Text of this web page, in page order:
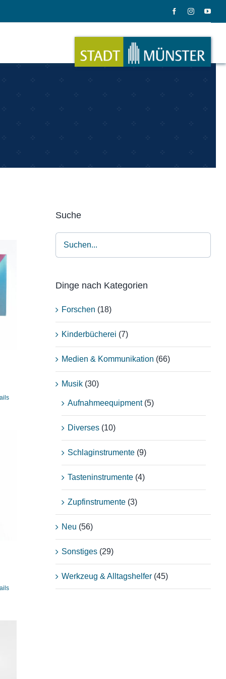
Musik
Alles zum Tasten, Zupfen, Schlagen.
Suche
Dinge nach Kategorien
Forschen (18)
Kinderbücherei (7)
Medien & Kommunikation (66)
Musik (30)
Aufnahmeequipment (5)
Diverses (10)
Schlaginstrumente (9)
Tasteninstrumente (4)
Zupfinstrumente (3)
Neu (56)
Sonstiges (29)
Werkzeug & Alltagshelfer (45)